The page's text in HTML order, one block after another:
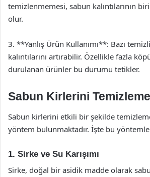
temizlenmemesi, sabun kalıntılarının
olur.
3. **Yanlış Ürün Kullanımı**: Bazı
kalıntılarını artırabilir. Özellikle fazla
durulanan ürünler bu durumu tetikler.
Sabun Kirlerini
Sabun kirlerini etkili bir şekilde
yöntem bulunmaktadır. İşte bu
1. Sirke ve Su Karışımı
Sirke, doğal bir asidik madde olarak